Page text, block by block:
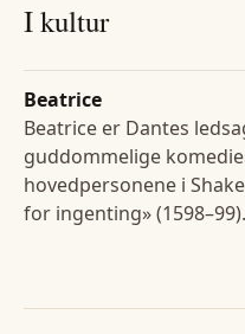
I kultur
Beatrice
Beatrice er Dantes
guddommelige
hovedpersonene i
for ingenting» (1598–99).